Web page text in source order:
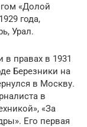
«Долой
года,
Урал.
правах в 1931
Березники на
в Москву.
в
«За
Его первая